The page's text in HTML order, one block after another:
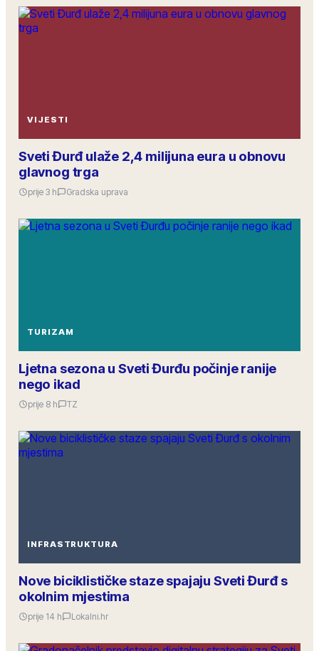
VIJESTI
Sveti Đurđ ulaže 2,4 milijuna eura u obnovu
glavnog trga
prije 3 h Gradska uprava
TURIZAM
Ljetna sezona u Sveti Đurđu počinje ranije
nego ikad
prije 8 h TZ
INFRASTRUKTURA
Nove biciklističke staze spajaju Sveti Đurđ s
okolnim mjestima
prije 14 h Lokalni.hr